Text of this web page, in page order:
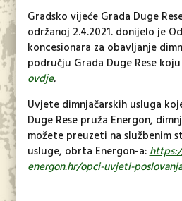
Gradsko vijeće Grada Duge
održanoj 2.4.2021. donijelo je
koncesionara za obavljanje
području Grada Duge Resekoju
ovdje.
Uvjete dimnjačarskih usluga
Duge Rese pruža Energon,
možete preuzeti na službenim
usluge, obrta Energon-a:
energon.hr/opci-uvjeti-